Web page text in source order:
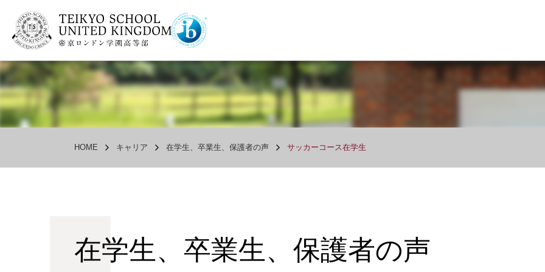
HOME キャリア 在学生、卒業生、保護者の声 サッカーコース在学生
在学生、卒業生、保護者の声